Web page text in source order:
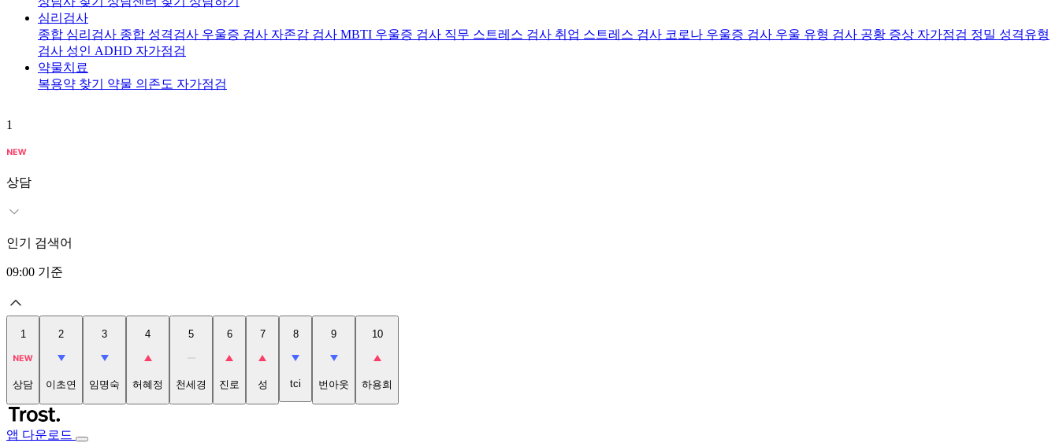
심리검사
종합 심리검사 종합 성격검사 우울증 검사 자존감 검사 MBTI 우울증 검사 직무 스트레스 검사 취업 스트레스 검사 코로나 우울증 검사 우울 유형 검사 공황 증상 자가점검 정밀 성격유형
검사 성인 ADHD 자가점검
약물치료
복용약 찾기 약물 의존도 자가점검
1
상담
인기 검색어
09:00 기준
1
상담
2
이초연
3
임명숙
4
허혜정
5
천세경
6
진로
7
성
8
tci
9
번아웃
10
하용희
앱 다운로드